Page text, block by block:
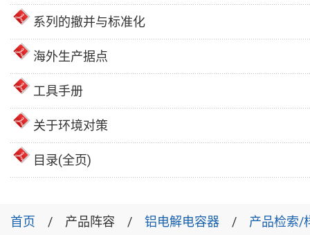
系列的撤并与标准化
海外生产据点
工具手册
关于环境对策
目录(全页)
首页 产品阵容 铝电解电容器 产品检索/